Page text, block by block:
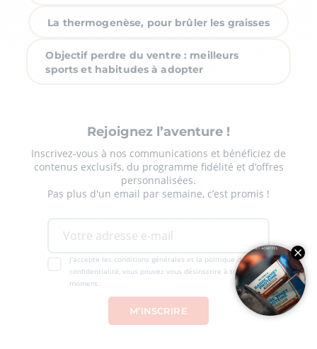
La thermogenèse, pour brûler les graisses
Objectif perdre du ventre : meilleurs
sports et habitudes à adopter
Rejoignez l’aventure !
Inscrivez-vous à nos communications et bénéficiez de
contenus exclusifs, du programme fidélité et d’offres
personnalisées.
Pas plus d'un email par semaine, c’est promis !
J'accepte les conditions générales et la politique de
confidentialité, vous pouvez vous désinscrire à tout
moment.